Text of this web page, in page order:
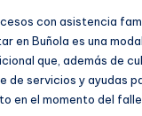
con asistencia
en Buñola es una
que, además de
de servicios y ayudas
en el momento del